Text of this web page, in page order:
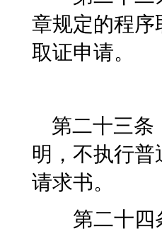
章规定的程序
取证申请。
第二十三条
明，不执行
请求书。
第二十四